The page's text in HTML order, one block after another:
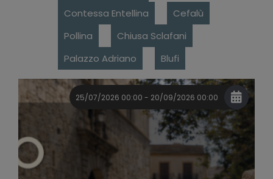
Contessa Entellina
Cefalù
Pollina
Chiusa Sclafani
Palazzo Adriano
Blufi
25/07/2026 00:00 - 20/09/2026 00:00